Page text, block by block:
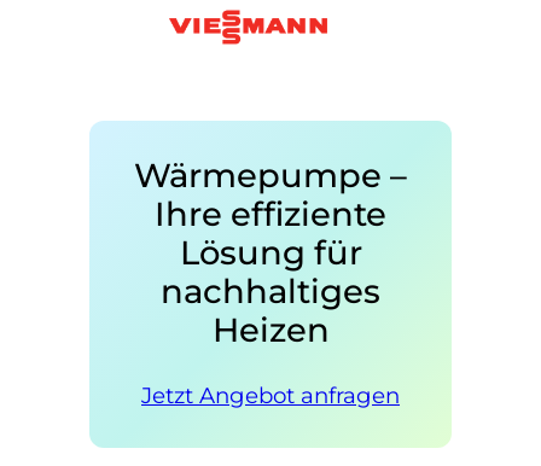
Wärmepumpe –
Ihre effiziente
Lösung für
nachhaltiges
Heizen
Jetzt Angebot anfragen